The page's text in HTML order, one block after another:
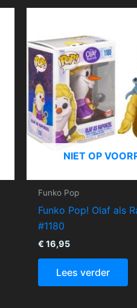
NIET OP
Funko Pop
Funko Pop! Olaf als
#1180
€ 16,95
Lees verder